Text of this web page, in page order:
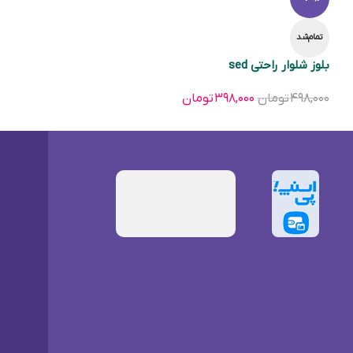
تمام‌شد
بلوز شلوار راحتی sed
۴۹۸,۰۰۰تومان ۳۹۸,۰۰۰تومان